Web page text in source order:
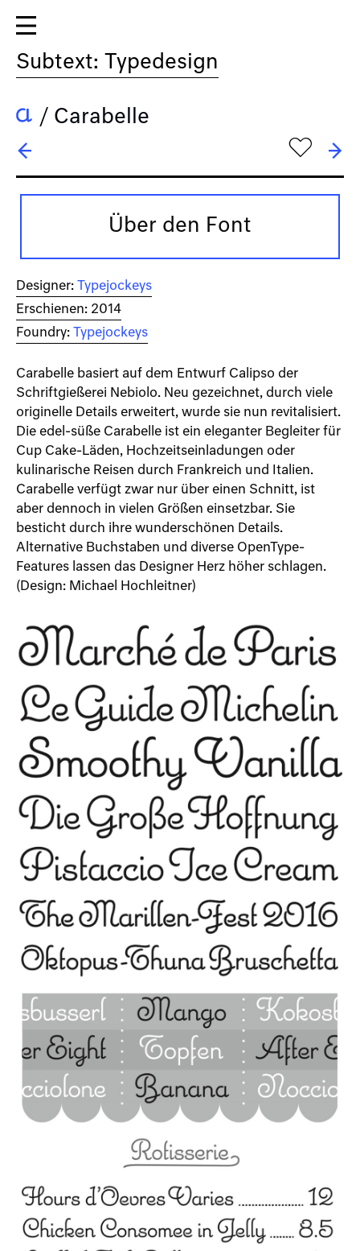
Subtext: Typedesign
/ Carabelle
→ Carignan
h
Über den Font
Designer:
Typejockeys
Erschienen: 2014
Foundry:
Typejockeys
Carabelle basiert auf dem Entwurf Calipso der
Schriftgießerei Nebiolo. Neu gezeichnet, durch viele
originelle Details erweitert, wurde sie nun revitalisiert.
Die edel-süße Carabelle ist ein eleganter Begleiter für
Cup Cake-Läden, Hochzeitseinladungen oder
kulinarische Reisen durch Frankreich und Italien.
Carabelle verfügt zwar nur über einen Schnitt, ist
aber dennoch in vielen Größen einsetzbar. Sie
besticht durch ihre wunderschönen Details.
Alternative Buchstaben und diverse OpenType-
Features lassen das Designer Herz höher schlagen.
(Design: Michael Hochleitner)